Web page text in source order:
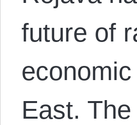
future of
East.